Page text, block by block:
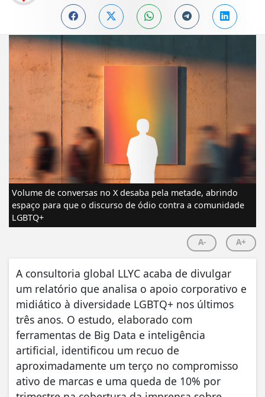
Volume de conversas no X desaba pela metade, abrindo
espaço para que o discurso de ódio contra a comunidade
LGBTQ+
A- A+
A consultoria global LLYC acaba de divulgar
um relatório que analisa o apoio corporativo e
midiático à diversidade LGBTQ+ nos últimos
três anos. O estudo, elaborado com
ferramentas de Big Data e inteligência
artificial, identificou um recuo de
aproximadamente um terço no compromisso
ativo de marcas e uma queda de 10% por